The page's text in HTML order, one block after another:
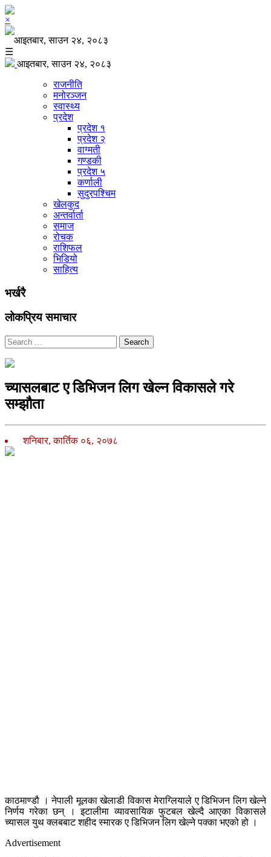
×
आइतबार, साउन २४, २०८३
☰
आइतबार, साउन २४, २०८३
राजनीति
मनोरञ्जन
स्वास्थ्य
प्रदेश
प्रदेश १
प्रदेश २
वाग्मती
गण्डकी
प्रदेश ५
कर्णाली
सुदुरपश्चिम
खेलकुद
अन्तर्वार्ता
समाज
रोचक
राशिफल
भिडियो
साहित्य
भर्खरै
लोकप्रिय समाचार
Search
च्यासलबाट ए डिभिजन लिग खेल्न विकासले गरे
सम्झौता
शनिबार, कार्तिक ०६, २०७८
काठमाण्डौ । नेपाली मूलका खेलाडी विकास मेराग्लियाले ए डिभिजन लिग खेल्ने
निर्णय गरेका छन् । इटालीमा व्यावसायिक फुटबल खेल्दै आएका विकासले
च्यासल युथ क्लबबाट शहीद स्मारक ए डिभिजन लिग खेल्ने पक्का भएको हो ।
Advertisement